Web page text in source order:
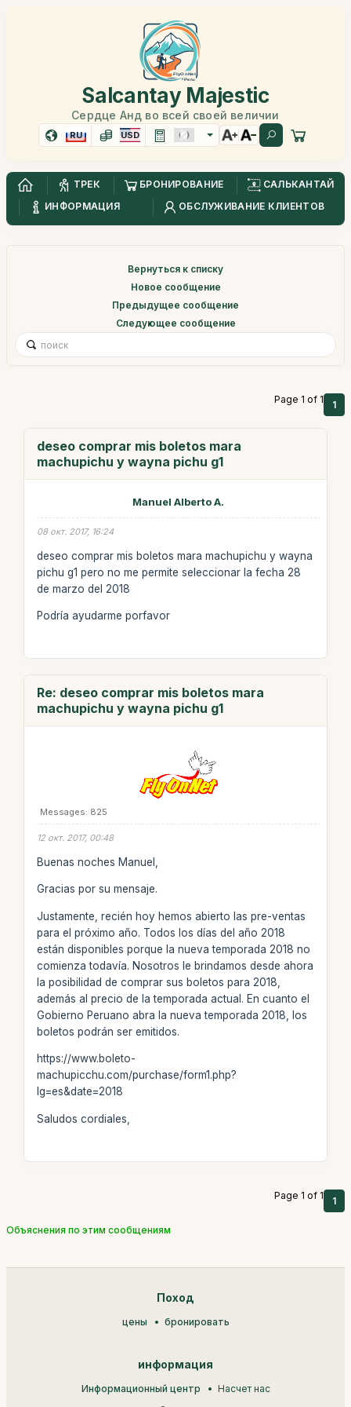
Salcantay Majestic
Сердце Анд во всей своей величии
RU USD
ТРЕК БРОНИРОВАНИЕ
САЛЬКАНТАЙ
ИНФОРМАЦИЯ
ОБСЛУЖИВАНИЕ КЛИЕНТОВ
Вернуться к списку
Новое сообщение
Предыдущее сообщение
Следующее сообщение
Page 1 of 1 1
deseo comprar mis boletos mara
machupichu y wayna pichu g1
Manuel Alberto A.
08 окт. 2017, 16:24
deseo comprar mis boletos mara machupichu y wayna
pichu g1 pero no me permite seleccionar la fecha 28
de marzo del 2018
Podría ayudarme porfavor
Re: deseo comprar mis boletos mara
machupichu y wayna pichu g1
Messages: 825
12 окт. 2017, 00:48
Buenas noches Manuel,
Gracias por su mensaje.
Justamente, recién hoy hemos abierto las pre-ventas
para el próximo año. Todos los días del año 2018
están disponibles porque la nueva temporada 2018 no
comienza todavía. Nosotros le brindamos desde ahora
la posibilidad de comprar sus boletos para 2018,
además al precio de la temporada actual. En cuanto el
Gobierno Peruano abra la nueva temporada 2018, los
boletos podrán ser emitidos.
https://www.boleto-
machupicchu.com/purchase/form1.php?
lg=es&date=2018
Saludos cordiales,
Page 1 of 1 1
Объяснения по этим сообщениям
Поход
цены бронировать
информация
Информационный центр Насчет нас